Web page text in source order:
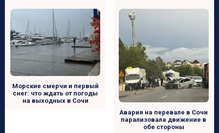
Морские смерчи и первый
снег: что ждать от погоды
на выходных в Сочи
Авария на перевале в Сочи
парализовала движение в
обе стороны